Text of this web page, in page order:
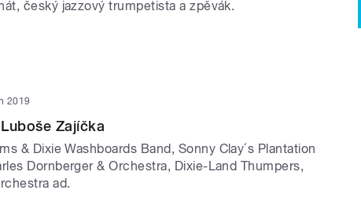
český jazzový trumpetista a zpěvák.
2019
Zajíčka
& Dixie Washboards Band, Sonny Clay´s Plantation
Dornberger & Orchestra, Dixie-Land Thumpers,
ad.